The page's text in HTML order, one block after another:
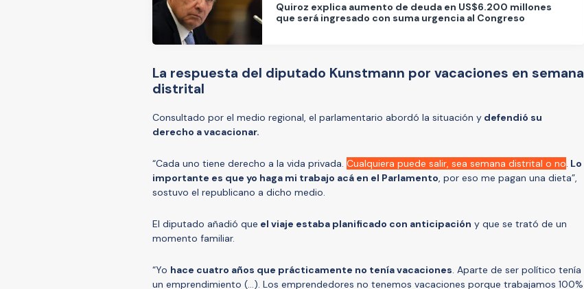
Quiroz explica aumento de deuda en US$6.200 millones
que será ingresado con suma urgencia al Congreso
La respuesta del diputado Kunstmann por vacaciones en semana
distrital
Consultado por el medio regional, el parlamentario abordó la situación y defendió su
derecho a vacacionar.
“Cada uno tiene derecho a la vida privada. Cualquiera puede salir, sea semana distrital o no. Lo
importante es que yo haga mi trabajo acá en el Parlamento, por eso me pagan una dieta”,
sostuvo el republicano a dicho medio.
El diputado añadió que el viaje estaba planificado con anticipación y que se trató de un
momento familiar.
“Yo hace cuatro años que prácticamente no tenía vacaciones. Aparte de ser político tenía
un emprendimiento (…). Los emprendedores no tenemos vacaciones porque trabajamos 100%